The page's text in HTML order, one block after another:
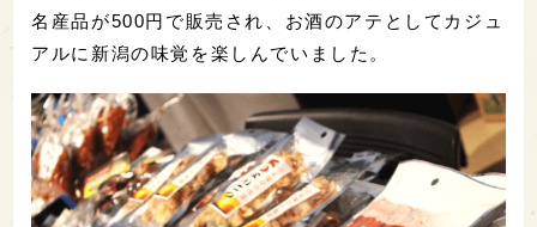
名産品が500円で販売され、お酒のアテとしてカジュ
アルに新潟の味覚を楽しんでいました。